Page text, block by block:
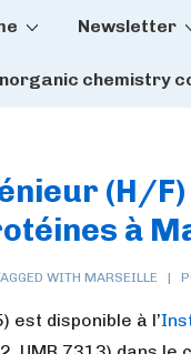
Newsletter
chemistry
(H/
à
WITH MARSEILLE
est disponible à l’